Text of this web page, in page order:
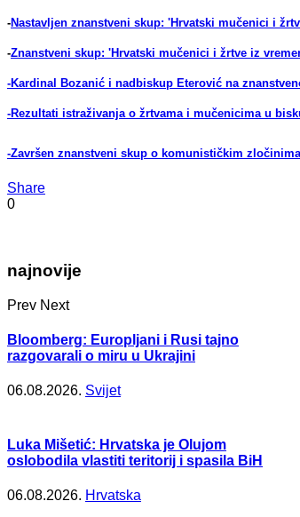
-Nastavljen znanstveni skup: 'Hrvatski mučenici i
-Znanstveni skup: 'Hrvatski mučenici i žrtve iz
-Kardinal Bozanić i nadbiskup Eterović na
-Rezultati istraživanja o žrtvama i mučenicima u
-Završen znanstveni skup o komunističkim
Share
0
najnovije
Prev Next
Bloomberg: Europljani i Rusi tajno
razgovarali o miru u Ukrajini
06.08.2026. Svijet
Luka Mišetić: Hrvatska je Olujom
oslobodila vlastiti teritorij i spasila BiH
06.08.2026. Hrvatska